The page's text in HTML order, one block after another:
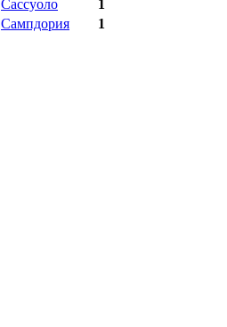
Сассуоло
1
Сампдория 1